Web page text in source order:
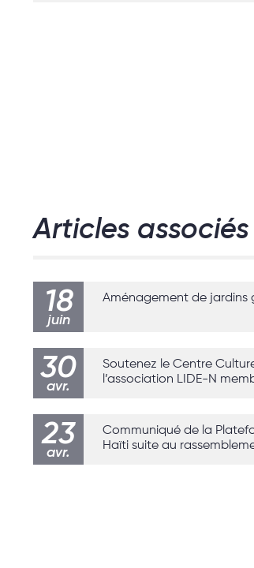
Articles associés
18
juin
Aménagement de
30
avr.
Soutenez le Centre
l’association LIDE-N
23
avr.
Communiqué de la
Haïti suite au